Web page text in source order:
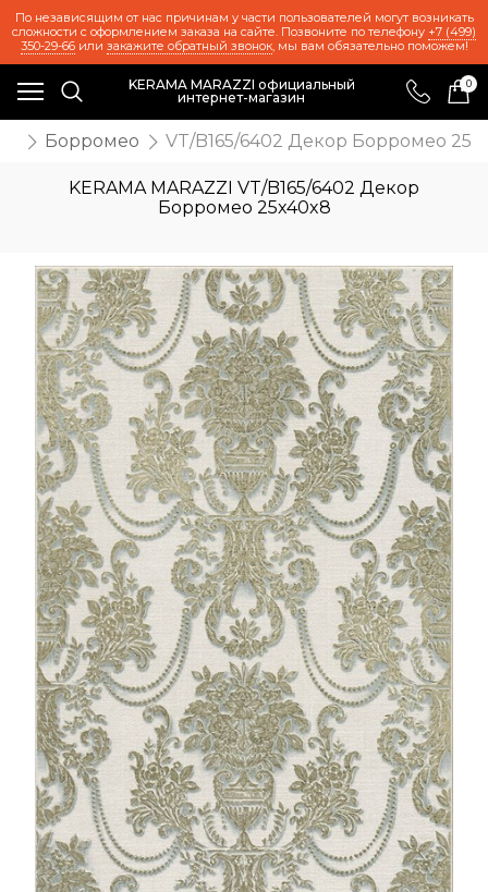
По независящим от нас причинам у части пользователей могут возникать
сложности с оформлением заказа на сайте. Позвоните по телефону +7 (499)
350-29-66или закажите обратный звонок, мы вам обязательно поможем!
KERAMA MARAZZI официальный
интернет-магазин
0
Борромео VT/B165/6402 Декор Борромео
KERAMA MARAZZI VT/B165/6402 Декор
Борромео 25x40x8